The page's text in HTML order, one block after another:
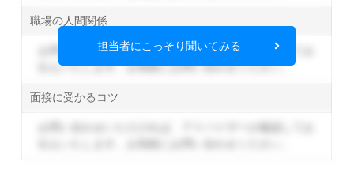
職場の人間関係
お問い合わせいただければ、アドバイザーが確認してお
伝えいたします。お気軽にお問い合わせください。
面接に受かるコツ
担当者にこっそり聞いてみる